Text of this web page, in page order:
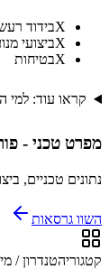
Xבידוד
Xביצועי
Xבטיחות
קראו עוד: למי
מפרט טכני -
נתונים טכניים,
השוו גרסאות
קטגוריהטנדרון /